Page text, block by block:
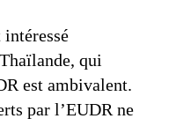
intéressé
qui
est ambivalent.
par l’EUDR ne